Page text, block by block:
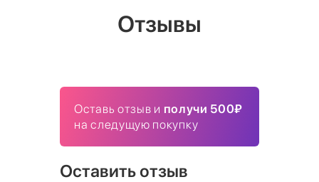
Отзывы
Оставь отзыв и получи 500₽
на следущую покупку
Оставить отзыв